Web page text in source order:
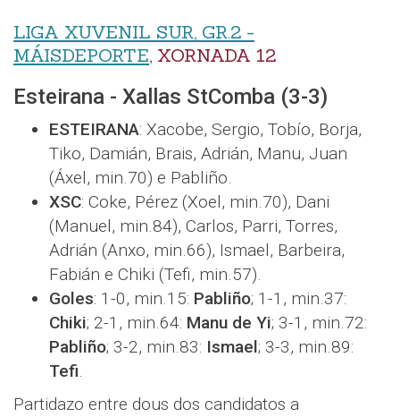
LIGA XUVENIL SUR, GR.2 -
MÁISDEPORTE, XORNADA 12
Esteirana - Xallas StComba (3-3)
ESTEIRANA: Xacobe, Sergio, Tobío, Borja,
Tiko, Damián, Brais, Adrián, Manu, Juan
(Áxel, min.70) e Pabliño.
XSC: Coke, Pérez (Xoel, min.70), Dani
(Manuel, min.84), Carlos, Parri, Torres,
Adrián (Anxo, min.66), Ismael, Barbeira,
Fabián e Chiki (Tefi, min.57).
Goles: 1-0, min.15: Pabliño; 1-1, min.37:
Chiki; 2-1, min.64: Manu de Yi; 3-1, min.72:
Pabliño; 3-2, min.83: Ismael; 3-3, min.89:
Tefi.
Partidazo entre dous dos candidatos a